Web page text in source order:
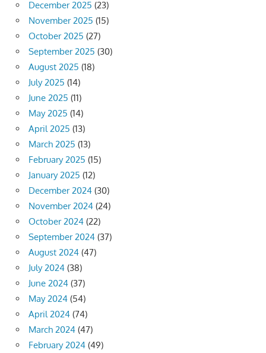
December 2025 (23)
November 2025 (15)
October 2025 (27)
September 2025 (30)
August 2025 (18)
July 2025 (14)
June 2025 (11)
May 2025 (14)
April 2025 (13)
March 2025 (13)
February 2025 (15)
January 2025 (12)
December 2024 (30)
November 2024 (24)
October 2024 (22)
September 2024 (37)
August 2024 (47)
July 2024 (38)
June 2024 (37)
May 2024 (54)
April 2024 (74)
March 2024 (47)
February 2024 (49)